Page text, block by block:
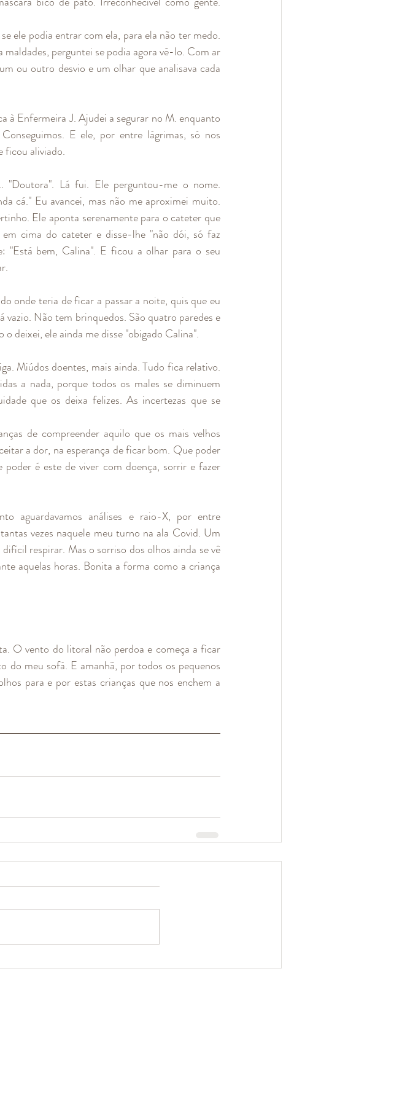
ele podia entrar com ela, para ela não ter medo.
maldades, perguntei se podia agora vê-lo. Com ar
ou outro desvio e um olhar que analisava cada
à Enfermeira J. Ajudei a segurar no M. enquanto
E ele, por entre lágrimas, só nos
ficou aliviado.
"Doutora". Lá fui. Ele perguntou-me o nome.
cá." Eu avancei, mas não me aproximei muito.
Ele aponta serenamente para o cateter que
cima do cateter e disse-lhe "não dói, só faz
"Está bem, Calina". E ficou a olhar para o seu
onde teria de ficar a passar a noite, quis que eu
Não tem brinquedos. São quatro paredes e
deixei, ele ainda me disse "obigado Calina".
Miúdos doentes, mais ainda. Tudo fica relativo.
a nada, porque todos os males se diminuem
que os deixa felizes. As incertezas que se
de compreender aquilo que os mais velhos
a dor, na esperança de ficar bom. Que poder
é este de viver com doença, sorrir e fazer
aguardavamos análises e raio-X, por entre
vezes naquele meu turno na ala Covid. Um
respirar. Mas o sorriso dos olhos ainda se vê
aquelas horas. Bonita a forma como a criança
O vento do litoral não perdoa e começa a ficar
meu sofá. E amanhã, por todos os pequenos
para e por estas crianças que nos enchem a